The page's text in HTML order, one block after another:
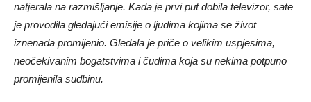
natjerala na razmišljanje. Kada je prvi put dobila televizor, sate
je provodila gledajući emisije o ljudima kojima se život
iznenada promijenio. Gledala je priče o velikim uspjesima,
neočekivanim bogatstvima i čudima koja su nekima potpuno
promijenila sudbinu.